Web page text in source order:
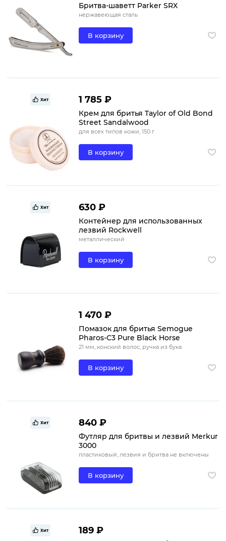
Бритва-шаветт Parker SRX
нержавеющая сталь
В корзину
Хит 1 785 ₽
Крем для бритья Taylor of Old Bond
Street Sandalwood
для всех типов кожи, 150 г
В корзину
Хит 630 ₽
Контейнер для использованных
лезвий Rockwell
металлический
В корзину
1 470 ₽
Помазок для бритья Semogue
Pharos-C3 Pure Black Horse
21 мм, конский волос, ручка из бука
В корзину
Хит 840 ₽
Футляр для бритвы и лезвий Merkur
3000
пластиковый, лезвия и бритва не включены
В корзину
Хит 189 ₽